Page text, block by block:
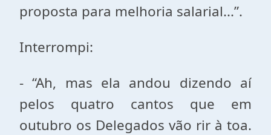
proposta para melhoria salarial...”.
Interrompi:
- “Ah, mas ela andou dizendo aí
pelos quatro cantos que em
outubro os Delegados vão rir à toa.